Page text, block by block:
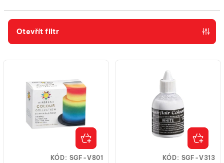
r
Otevřít filtr
KÓD: SGF-V801 KÓD: SGF-V313